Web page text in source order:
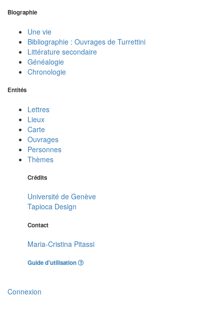
Biographie
Une vie
Bibliographie : Ouvrages de Turrettini
Littérature secondaire
Généalogie
Chronologie
Entités
Lettres
Lieux
Carte
Ouvrages
Personnes
Thèmes
Crédits
Université de Genève
Tapioca Design
Contact
Maria-Cristina Pitassi
Guide d'utilisation
Connexion